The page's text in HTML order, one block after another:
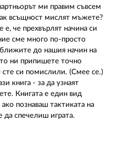
ми правим съвсем
всъщност мислят мъжете?
че прехвърлят начина си
сме много по-просто
до нашия начин на
ни припишете точно
сте си помислили. (Смее се.)
книга - за да узнаят
Книгата е един вид
познаваш тактиката на
да спечелиш играта.